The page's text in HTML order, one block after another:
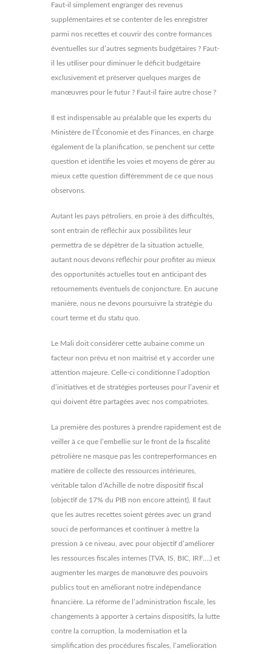
Faut-il simplement engranger des revenus
supplémentaires et se contenter de les enregistrer
parmi nos recettes et couvrir des contre formances
éventuelles sur d’autres segments budgétaires ? Faut-
il les utiliser pour diminuer le déficit budgétaire
exclusivement et préserver quelques marges de
manœuvres pour le futur ? Faut-il faire autre chose ?
Il est indispensable au préalable que les experts du
Ministère de l’Économie et des Finances, en charge
également de la planification, se penchent sur cette
question et identifie les voies et moyens de gérer au
mieux cette question différemment de ce que nous
observons.
Autant les pays pétroliers, en proie à des difficultés,
sont entrain de réfléchir aux possibilités leur
permettra de se dépêtrer de la situation actuelle,
autant nous devons réfléchir pour profiter au mieux
des opportunités actuelles tout en anticipant des
retournements éventuels de conjoncture. En aucune
manière, nous ne devons poursuivre la stratégie du
court terme et du statu quo.
Le Mali doit considérer cette aubaine comme un
facteur non prévu et non maitrisé et y accorder une
attention majeure. Celle-ci conditionne l’adoption
d’initiatives et de stratégies porteuses pour l’avenir et
qui doivent être partagées avec nos compatriotes.
La première des postures à prendre rapidement est de
veiller à ce que l’embellie sur le front de la fiscalité
pétrolière ne masque pas les contreperformances en
matière de collecte des ressources intérieures,
véritable talon d’Achille de notre dispositif fiscal
(objectif de 17% du PIB non encore atteint). Il faut
que les autres recettes soient gérées avec un grand
souci de performances et continuer à mettre la
pression à ce niveau, avec pour objectif d’améliorer
les ressources fiscales internes (TVA, IS, BIC, IRF….) et
augmenter les marges de manœuvre des pouvoirs
publics tout en améliorant notre indépendance
financière. La réforme de l’administration fiscale, les
changements à apporter à certains dispositifs, la lutte
contre la corruption, la modernisation et la
simplification des procédures fiscales, l’amélioration